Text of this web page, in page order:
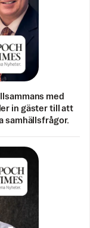
med
in gäster till att
samhällsfrågor.